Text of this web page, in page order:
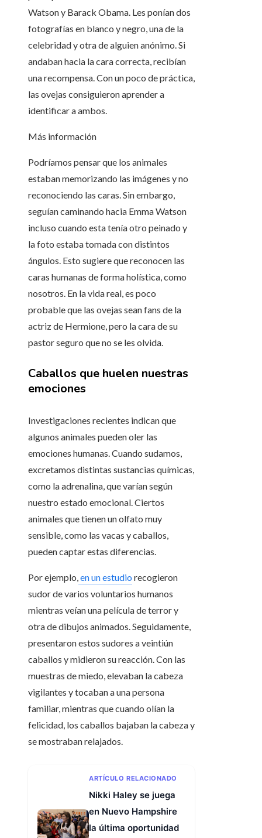
Watson y Barack Obama. Les ponían dos
fotografías en blanco y negro, una de la
celebridad y otra de alguien anónimo. Si
andaban hacia la cara correcta, recibían
una recompensa. Con un poco de práctica,
las ovejas consiguieron aprender a
identificar a ambos.
Más información
Podríamos pensar que los animales
estaban memorizando las imágenes y no
reconociendo las caras. Sin embargo,
seguían caminando hacia Emma Watson
incluso cuando esta tenía otro peinado y
la foto estaba tomada con distintos
ángulos. Esto sugiere que reconocen las
caras humanas de forma holística, como
nosotros. En la vida real, es poco
probable que las ovejas sean fans de la
actriz de Hermione, pero la cara de su
pastor seguro que no se les olvida.
Caballos que huelen nuestras
emociones
Investigaciones recientes indican que
algunos animales pueden oler las
emociones humanas. Cuando sudamos,
excretamos distintas sustancias químicas,
como la adrenalina, que varían según
nuestro estado emocional. Ciertos
animales que tienen un olfato muy
sensible, como las vacas y caballos,
pueden captar estas diferencias.
Por ejemplo, en un estudio recogieron
sudor de varios voluntarios humanos
mientras veían una película de terror y
otra de dibujos animados. Seguidamente,
presentaron estos sudores a veintiún
caballos y midieron su reacción. Con las
muestras de miedo, elevaban la cabeza
vigilantes y tocaban a una persona
familiar, mientras que cuando olían la
felicidad, los caballos bajaban la cabeza y
se mostraban relajados.
ARTÍCULO RELACIONADO
Nikki Haley se juega
en Nuevo Hampshire
la última oportunidad